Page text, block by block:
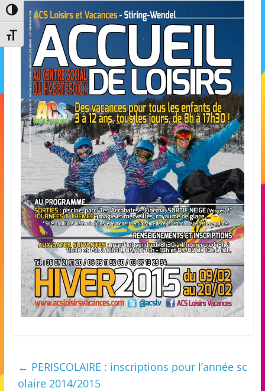
Passer en contraste élevé
Changer la taille de la police
i
o
à
a
r
t
i
r
d
e
3
a
n
s
a
v
e
C
← PERISCOLAIRE : inscriptions pour l’année sc
olaire 2014/2015